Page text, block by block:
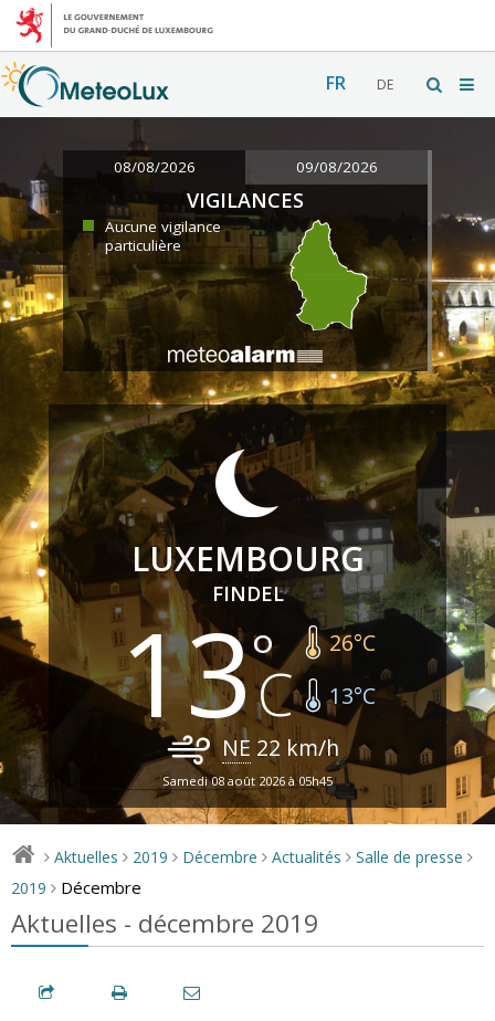
FR DE
08/08/2026 09/08/2026
VIGILANCES
Aucune vigilance
particulière
LUXEMBOURG
FINDEL
13 26°C
13°C
NE 22 km/h
Samedi 08 août 2026 à 05h45
> Aktuelles > 2019 > Décembre > Actualités > Salle de presse >
2019 > Décembre
Aktuelles - décembre 2019